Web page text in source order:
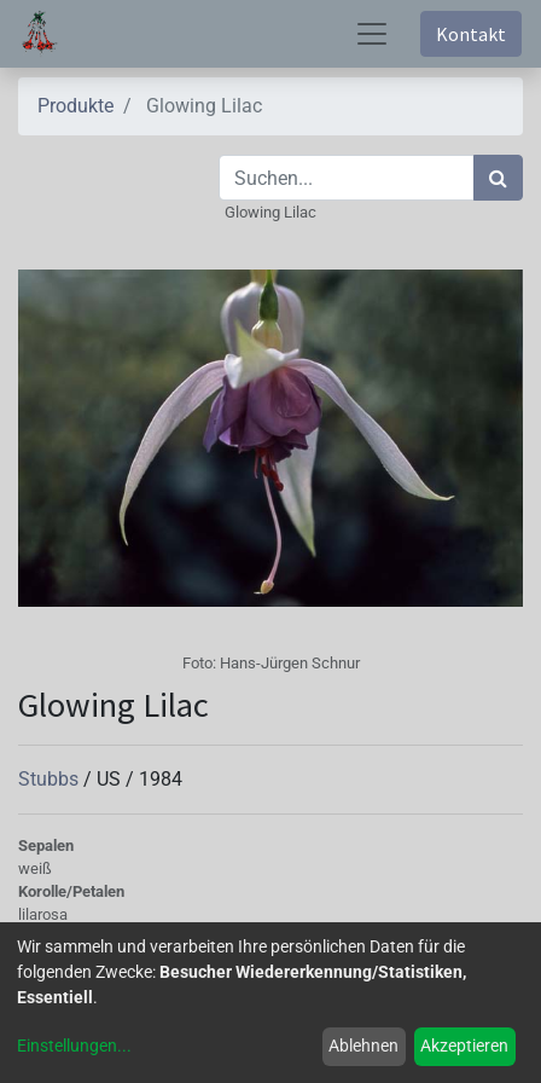
Kontakt
Produkte Glowing Lilac
Glowing Lilac
Foto: Hans-Jürgen Schnur
Glowing Lilac
Stubbs / US / 1984
Sepalen
weiß
Korolle/Petalen
lilarosa
Knospe/Blüte
gefüllt, gross
Wuchs
hängend
Wir sammeln und verarbeiten Ihre persönlichen Daten für die
folgenden Zwecke: Besucher Wiedererkennung/Statistiken,
Essentiell .
Einstellungen... Ablehnen Akzeptieren